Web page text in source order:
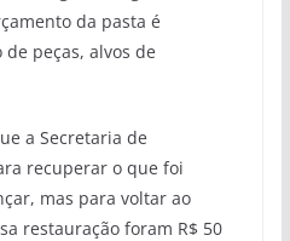
da pasta é
peças, alvos de
a Secretaria de
recuperar o que foi
mas para voltar ao
restauração foram R$ 50